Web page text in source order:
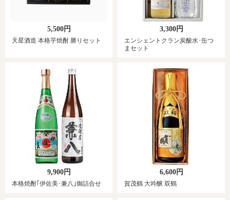
5,500円
天星酒造 本格芋焼酎 勝りセット
3,300円
エンシェントクラン炭酸水･缶つ
まセット
9,900円
本格焼酎｢伊佐美･兼八｣御詰合せ
6,600円
賀茂鶴 大吟醸 双鶴